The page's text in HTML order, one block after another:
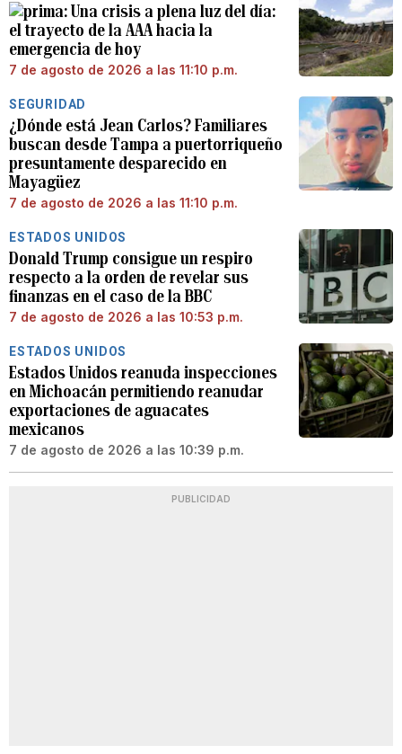
Una crisis a plena luz del día:
el trayecto de la AAA hacia la
emergencia de hoy
7 de agosto de 2026 a las 11:10 p.m.
SEGURIDAD
¿Dónde está Jean Carlos? Familiares
buscan desde Tampa a puertorriqueño
presuntamente desparecido en
Mayagüez
7 de agosto de 2026 a las 11:10 p.m.
ESTADOS UNIDOS
Donald Trump consigue un respiro
respecto a la orden de revelar sus
finanzas en el caso de la BBC
7 de agosto de 2026 a las 10:53 p.m.
ESTADOS UNIDOS
Estados Unidos reanuda inspecciones
en Michoacán permitiendo reanudar
exportaciones de aguacates
mexicanos
7 de agosto de 2026 a las 10:39 p.m.
PUBLICIDAD